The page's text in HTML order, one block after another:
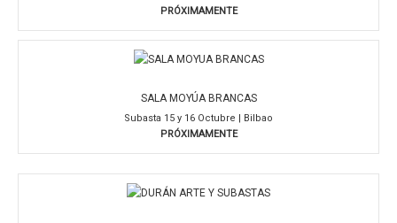
PRÓXIMAMENTE
SALA MOYÚA BRANCAS
Subasta 15 y 16 Octubre | Bilbao
PRÓXIMAMENTE